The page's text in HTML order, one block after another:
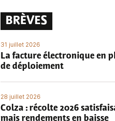
BRÈVES
31 juillet 2026
La facture électronique en
de déploiement
28 juillet 2026
Colza : récolte 2026
mais rendements en baisse